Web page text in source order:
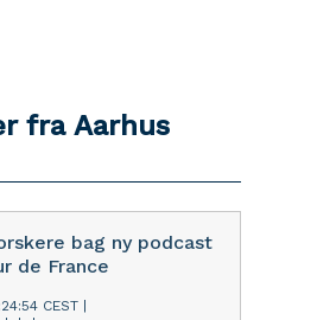
fra Aarhus
bag ny podcast
de France
CEST